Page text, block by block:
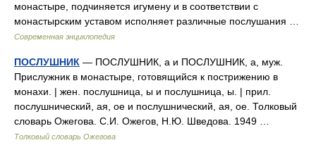
монастыре, подчиняется игумену и в соответствии с
монастырским уставом исполняет различные послушания …
Современная энциклопедия
ПОСЛУШНИК — ПОСЛУШНИК, а и ПОСЛУШНИК, а, муж.
Прислужник в монастыре, готовящийся к пострижению в
монахи. | жен. послушница, ы и послушница, ы. | прил.
послушнический, ая, ое и послушнический, ая, ое. Толковый
словарь Ожегова. С.И. Ожегов, Н.Ю. Шведова. 1949 …
Толковый словарь Ожегова